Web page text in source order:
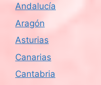
Andalucía
Aragón
Asturias
Canarias
Cantabria